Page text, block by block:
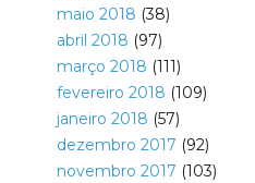
maio 2018 (38)
abril 2018 (97)
março 2018 (111)
fevereiro 2018 (109)
janeiro 2018 (57)
dezembro 2017 (92)
novembro 2017 (103)